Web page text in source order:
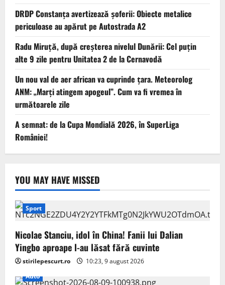
DRDP Constanța avertizează șoferii: Obiecte metalice
periculoase au apărut pe Autostrada A2
Radu Miruță, după creșterea nivelul Dunării: Cel puțin
alte 9 zile pentru Unitatea 2 de la Cernavodă
Un nou val de aer african va cuprinde țara. Meteorolog
ANM: „Marți atingem apogeul”. Cum va fi vremea în
următoarele zile
A semnat: de la Cupa Mondială 2026, în SuperLiga
României!
YOU MAY HAVE MISSED
Sport
Nicolae Stanciu, idol în China! Fanii lui Dalian
Yingbo aproape l-au lăsat fără cuvinte
stirilepescurt.ro
10:23, 9 august 2026
Auto